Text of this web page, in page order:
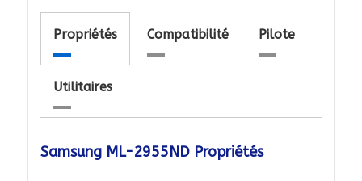
Propriétés Compatibilité Pilote
Utilitaires
Samsung ML-2955ND Propriétés